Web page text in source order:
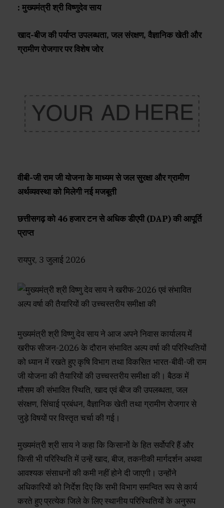
: मुख्यमंत्री श्री विष्णुदेव साय
खाद-बीज की पर्याप्त उपलब्धता, जल संरक्षण, वैज्ञानिक खेती और
ग्रामीण रोजगार पर विशेष जोर
वीबी-जी राम जी योजना के माध्यम से जल सुरक्षा और ग्रामीण
अर्थव्यवस्था को मिलेगी नई मजबूती
छत्तीसगढ़ को 46 हजार टन से अधिक डीएपी (DAP) की आपूर्ति
प्राप्त
रायपुर, 3 जुलाई 2026
मुख्यमंत्री श्री विष्णु देव साय ने आज अपने निवास कार्यालय में
खरीफ सीजन-2026 के दौरान संभावित अल्प वर्षा की परिस्थितियों
को ध्यान में रखते हुए कृषि विभाग तथा विकसित भारत-बीवी-जी राम
जी योजना की तैयारियों की उच्चस्तरीय समीक्षा की। बैठक में
मौसम की संभावित स्थिति, खाद एवं बीज की उपलब्धता, जल
संरक्षण, सिंचाई प्रबंधन, वैज्ञानिक खेती तथा ग्रामीण रोजगार से
जुड़े विषयों पर विस्तृत चर्चा की गई।
मुख्यमंत्री श्री साय ने कहा कि किसानों के हित सर्वोपरि हैं और
किसी भी परिस्थिति में उन्हें खाद, बीज, तकनीकी मार्गदर्शन अथवा
आवश्यक संसाधनों की कमी नहीं होने दी जाएगी। उन्होंने
अधिकारियों को निर्देश दिए कि सभी विभाग समन्वित रूप से कार्य
करते हुए प्रत्येक जिले के लिए स्थानीय परिस्थितियों के अनुरूप